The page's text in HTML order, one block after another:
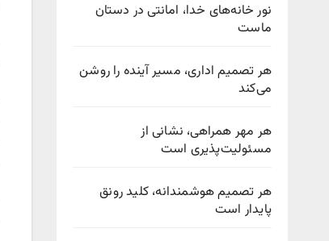
نور خانه‌های خدا، امانتی در دستان
ماست
هر تصمیم اداری، مسیر آینده را روشن
می‌کند
هر مهر همراهی، نشانی از
مسئولیت‌پذیری است
هر تصمیم هوشمندانه، کلید رونق
پایدار است